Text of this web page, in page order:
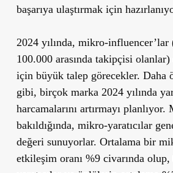
başarıya ulaştırmak için
2024 yılında, mikro-
100.000 arasında takipçisi olanlar)
için büyük talep görecekler. Daha
gibi, birçok marka 2024 yılında
harcamalarını artırmayı planlıyor.
bakıldığında, mikro-yaratıcılar
değeri sunuyorlar. Ortalama bir
etkileşim oranı %9 civarında